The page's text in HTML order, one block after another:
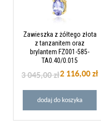
Zawieszka z żółtego złota
z tanzanitem oraz
brylantem FZ001-585-
TA0.40/0.015
2 116,00 zł
3 045,00 zł
dodaj do koszyka